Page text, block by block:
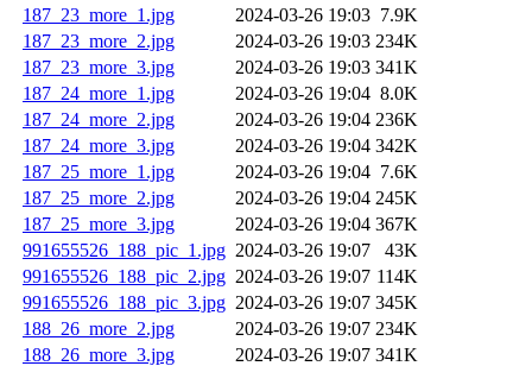
187_23_more_1.jpg
2024-03-26 19:03 7.9K
187_23_more_2.jpg
2024-03-26 19:03 234K
187_23_more_3.jpg
2024-03-26 19:03 341K
187_24_more_1.jpg
2024-03-26 19:04 8.0K
187_24_more_2.jpg
2024-03-26 19:04 236K
187_24_more_3.jpg
2024-03-26 19:04 342K
187_25_more_1.jpg
2024-03-26 19:04 7.6K
187_25_more_2.jpg
2024-03-26 19:04 245K
187_25_more_3.jpg
2024-03-26 19:04 367K
991655526_188_pic_1.jpg 2024-03-26 19:07
43K
991655526_188_pic_2.jpg 2024-03-26 19:07 114K
991655526_188_pic_3.jpg 2024-03-26 19:07 345K
188_26_more_2.jpg
2024-03-26 19:07 234K
188_26_more_3.jpg
2024-03-26 19:07 341K